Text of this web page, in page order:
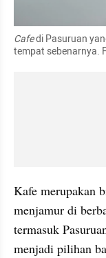
Cafe di Pasuruan
tempat sebenarnya.
Kafe merupakan
menjamur di
termasuk
menjadi pilihan